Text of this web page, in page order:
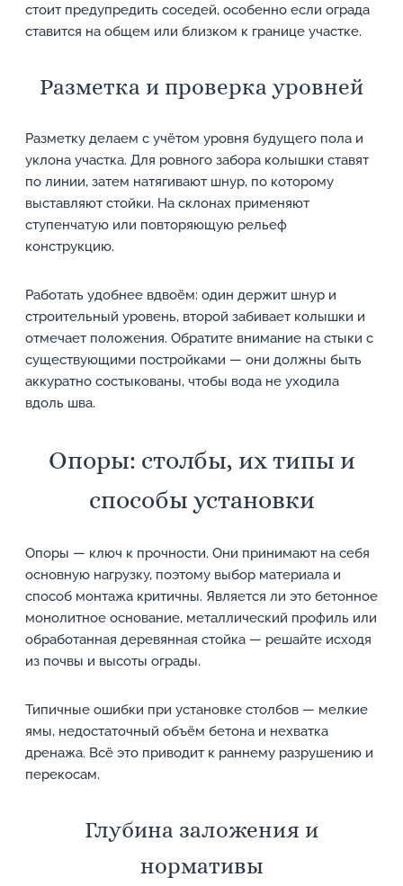
стоит предупредить соседей, особенно если ограда
ставится на общем или близком к границе участке.
Разметка и проверка уровней
Разметку делаем с учётом уровня будущего пола и
уклона участка. Для ровного забора колышки ставят
по линии, затем натягивают шнур, по которому
выставляют стойки. На склонах применяют
ступенчатую или повторяющую рельеф
конструкцию.
Работать удобнее вдвоём: один держит шнур и
строительный уровень, второй забивает колышки и
отмечает положения. Обратите внимание на стыки с
существующими постройками — они должны быть
аккуратно состыкованы, чтобы вода не уходила
вдоль шва.
Опоры: столбы, их типы и
способы установки
Опоры — ключ к прочности. Они принимают на себя
основную нагрузку, поэтому выбор материала и
способ монтажа критичны. Является ли это бетонное
монолитное основание, металлический профиль или
обработанная деревянная стойка — решайте исходя
из почвы и высоты ограды.
Типичные ошибки при установке столбов — мелкие
ямы, недостаточный объём бетона и нехватка
дренажа. Всё это приводит к раннему разрушению и
перекосам.
Глубина заложения и
нормативы